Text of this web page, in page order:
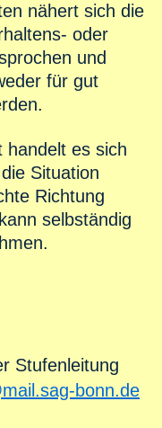
nähert sich die
oder
und
für gut
handelt es sich
Situation
Richtung
selbständig
Stufenleitung
bonn.de